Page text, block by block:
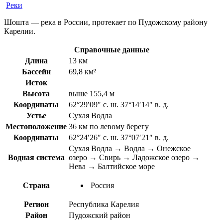
Реки
Шошта — река в России, протекает по Пудожскому району
Карелии.
Справочные данные
Длина
13 км
Бассейн
69,8 км²
Исток
Высота
выше 155,4 м
Координаты
62°29′09″ с. ш. 37°14′14″ в. д.
Устье
Сухая Водла
Местоположение 36 км по левому берегу
Координаты
62°24′26″ с. ш. 37°07′21″ в. д.
Водная система
Сухая Водла → Водла → Онежское
озеро → Свирь → Ладожское озеро →
Нева → Балтийское море
Страна Россия
Регион
Республика Карелия
Район
Пудожский район